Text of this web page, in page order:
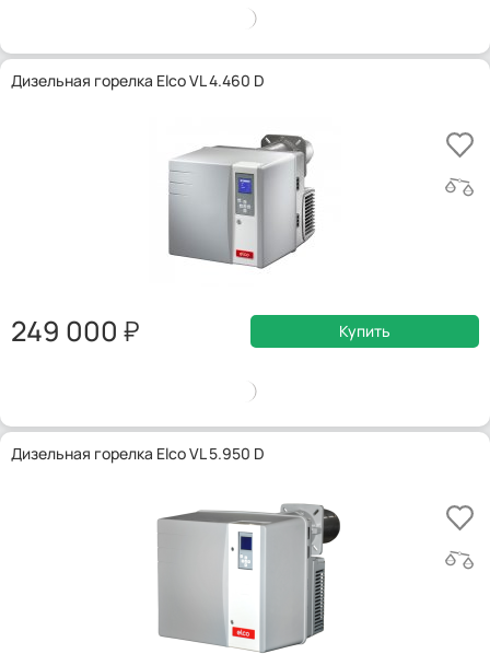
Дизельная горелка Elco VL 4.460 D
249 000 Купить
Дизельная горелка Elco VL 5.950 D